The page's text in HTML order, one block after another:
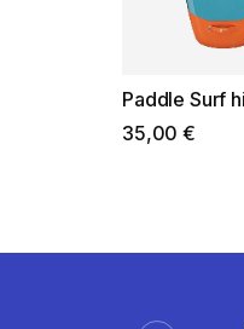
Paddle Surf
35,00 €